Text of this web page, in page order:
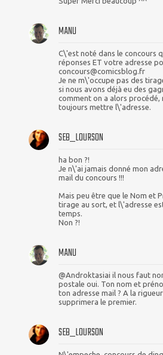
MANU
C\'est noté dans le concours
réponses ET votre adresse
concours@comicsblog.fr
Je ne m\'occupe pas des
si nous avons déjà eu des
comment on a alors procédé,
toujours mettre l\'adresse.
SEB_LOURSON
ha bon ?!
Je n\'ai jamais donné mon
mail du concours !!!
Mais peu être que le Nom et
tirage au sort, et l\'adresse
temps.
Non ?!
MANU
@Androktasiai il nous faut
postale oui. Ton nom et
ton adresse mail ? A la
supprimera le premier.
SEB_LOURSON